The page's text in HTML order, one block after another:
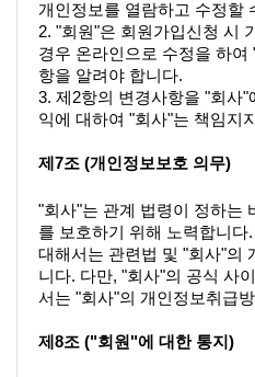
개인정보를 열람하고 수정할
2. "회원"은 회원가입신청 시
경우 온라인으로 수정을 하
항을 알려야 합니다.
3. 제2항의 변경사항을 "회사"
익에 대하여 "회사"는 책임지
제7조 (개인정보보호 의무)
"회사"는 관계 법령이 정하는
를 보호하기 위해 노력합니다
대해서는 관련법 및 "회사"의
니다. 다만, "회사"의 공식 사
서는 "회사"의 개인정보취급
제8조 ("회원"에 대한 통지)